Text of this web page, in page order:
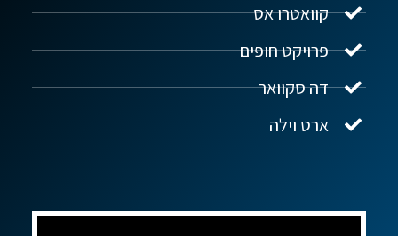
קוואטרו אס
פרויקט חופים
דה סקוואר
ארט וילה
שלום! איך אפשר לעזור?